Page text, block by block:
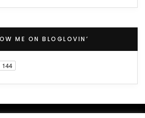
ME ON BLOGLOVIN’